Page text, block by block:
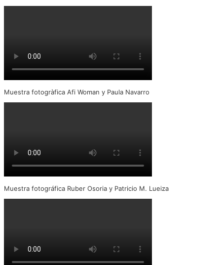
Muestra fotogràfica Afi Woman y Paula Navarro
Muestra fotográfica Ruber Osoria y Patricio M. Lueiza